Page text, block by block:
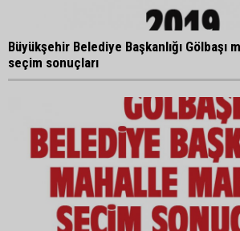
Büyükşehir Belediye Başkanlığı Gölbaşı
seçim sonuçları